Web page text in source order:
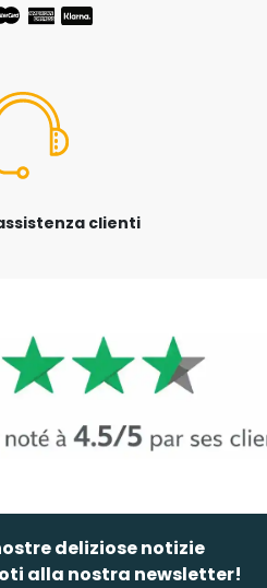
clienti
deliziose notizie
alla nostra newsletter!